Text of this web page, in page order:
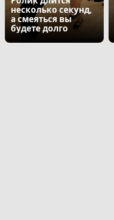
несколько секунд,
а смеяться вы
будете долго